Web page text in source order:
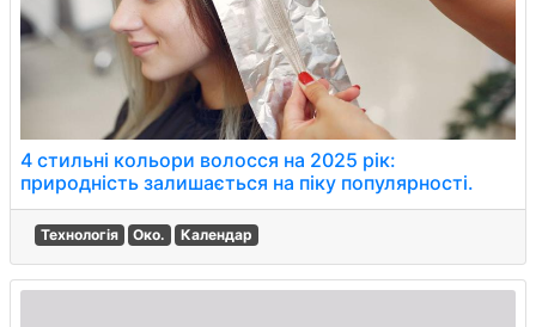
4 стильні кольори волосся на 2025 рік:
природність залишається на піку популярності.
Технологія Око. Календар